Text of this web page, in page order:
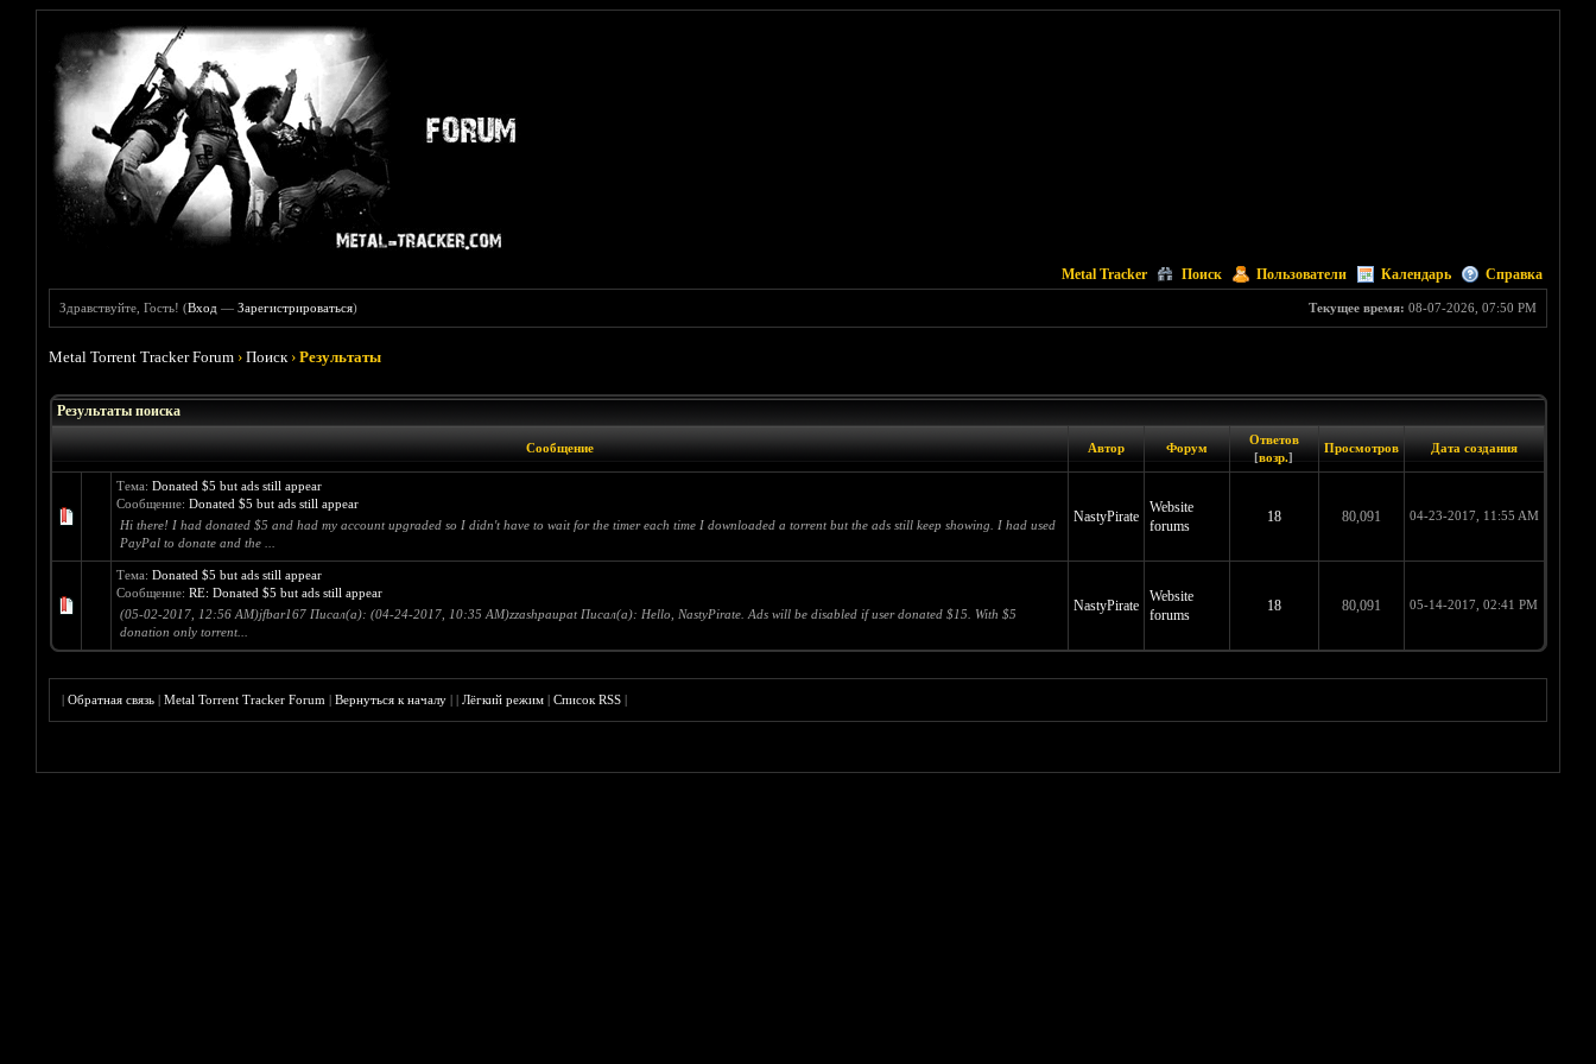
Metal Tracker Поиск Пользователи Календарь Справка
Текущее время: 08-07-2026, 07:50 PM
Здравствуйте, Гость! (Вход —Зарегистрироваться)
Metal Torrent Tracker Forum ›Поиск ›Результаты
Результаты поиска
Сообщение Автор Форум
Ответов
[возр.]
Просмотров Дата создания
Тема: Donated $5 but ads still appear
Сообщение: Donated $5 but ads still appear
Hi there! I had donated $5 and had my account upgraded so I didn't have to wait for the timer each time I downloaded a torrent but the ads still keep showing. I had used
PayPal to donate and the ...
NastyPirate
Website
forums
18 80,091 04-23-2017, 11:55 AM
Тема: Donated $5 but ads still appear
Сообщение: RE: Donated $5 but ads still appear
(05-02-2017, 12:56 AM)jfbar167 Писал(а): (04-24-2017, 10:35 AM)zzashpaupat Писал(а): Hello, NastyPirate. Ads will be disabled if user donated $15. With $5
donation only torrent...
NastyPirate
Website
forums
18 80,091 05-14-2017, 02:41 PM
|Обратная связь |Metal Torrent Tracker Forum |Вернуться к началу ||Лёгкий режим |Список RSS |